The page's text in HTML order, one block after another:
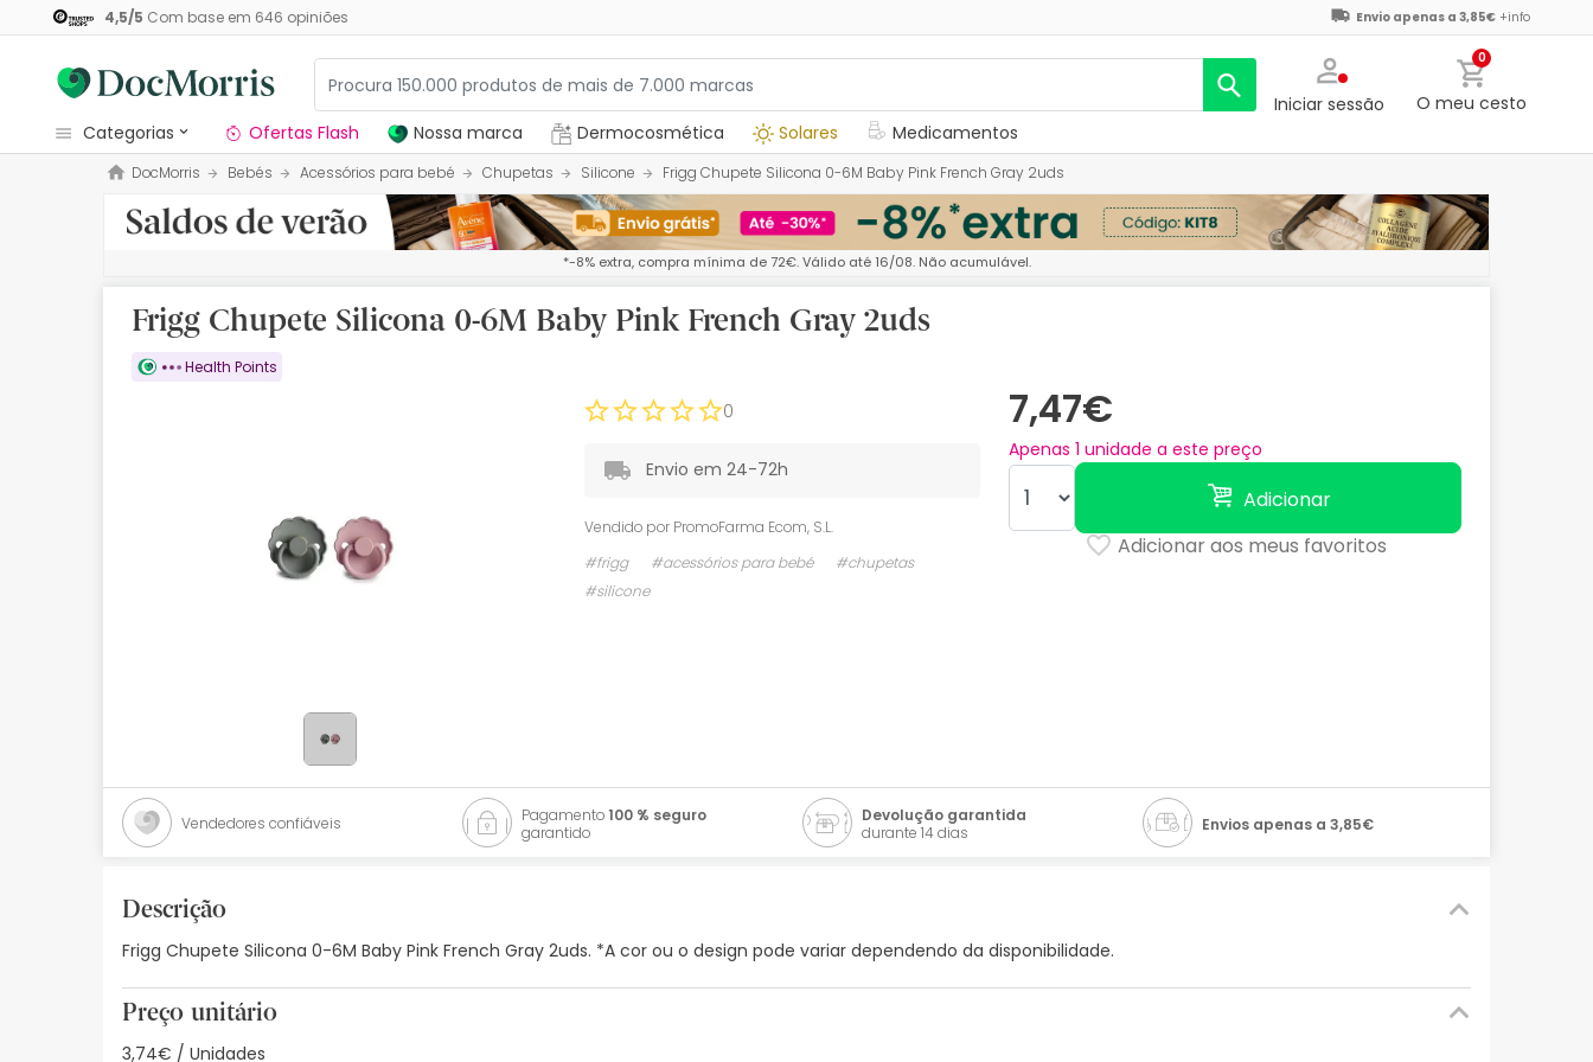
4,5/5 Com base em 646 opiniões Envio apenas a 3,85€ +info
Iniciar sessão
0
O meu cesto
categorias
Dermocosmetica
Nossa marca
Medicamentos
Cosmética
Promoções
Mais vendidos
Health points
Ofertas Flash Nossa marca Dermocosmética Solares Medicamentos
DocMorris Bebés Acessórios para bebé Chupetas Silicone Frigg Chupete Silicona 0-6M Baby Pink French Gray 2uds
*-8% extra, compra mínima de 72€. Válido até 16/08. Não acumulável.
Frigg Chupete Silicona 0-6M Baby Pink French Gray 2uds
Health Points
7,47€
Apenas 1 unidade a este preço
Adicionar
Adicionar aos meus favoritos
0
Envio em 24-72h
Vendido por PromoFarma Ecom, S.L.
#frigg
#acessórios para bebé
#chupetas
#silicone
Vendedores confiáveis Pagamento100 % seguro
garantido
Devolução garantida
durante 14 dias
Envios apenas a 3,85€
Descrição
Frigg Chupete Silicona 0-6M Baby Pink French Gray 2uds. *A cor ou o design pode variar dependendo da disponibilidade.
Preço unitário
3,74€ / Unidades